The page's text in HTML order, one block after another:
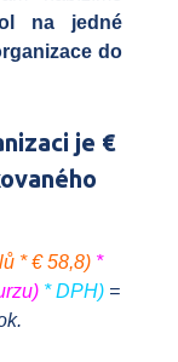
na jedné
do
je €
* € 58,8) *
* DPH) =